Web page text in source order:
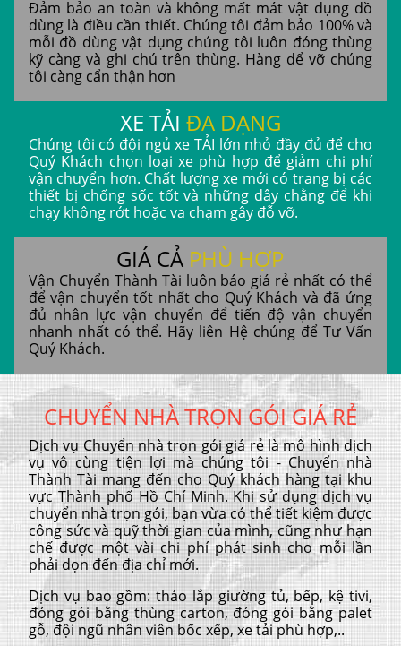
Đảm bảo an toàn và không mất mát vật dụng đồ
dùng là điều cần thiết. Chúng tôi đảm bảo 100% và
mỗi đồ dùng vật dụng chúng tôi luôn đóng thùng
kỹ càng và ghi chú trên thùng. Hàng dể vỡ chúng
tôi càng cẩn thận hơn
XE TẢI ĐA DẠNG
Chúng tôi có đội ngủ xe TẢI lớn nhỏ đầy đủ để cho
Quý Khách chọn loại xe phù hợp để giảm chi phí
vận chuyển hơn. Chất lượng xe mới có trang bị các
thiết bị chống sốc tốt và những dây chằng để khi
chạy không rớt hoặc va chạm gây đỗ vỡ.
GIÁ CẢ PHÙ HỢP
Vận Chuyển Thành Tài luôn báo giá rẻ nhất có thể
để vận chuyển tốt nhất cho Quý Khách và đã ứng
đủ nhân lực vận chuyển để tiến độ vận chuyển
nhanh nhất có thể. Hãy liên Hệ chúng để Tư Vấn
Quý Khách.
CHUYỂN NHÀ TRỌN GÓI GIÁ RẺ
Dịch vụ Chuyển nhà trọn gói giá rẻ là mô hình dịch
vụ vô cùng tiện lợi mà chúng tôi - Chuyển nhà
Thành Tài mang đến cho Quý khách hàng tại khu
vực Thành phố Hồ Chí Minh. Khi sử dụng dịch vụ
chuyển nhà trọn gói, bạn vừa có thể tiết kiệm được
công sức và quỹ thời gian của mình, cũng như hạn
chế được một vài chi phí phát sinh cho mỗi lần
phải dọn đến địa chỉ mới.
Dịch vụ bao gồm: tháo lắp giường tủ, bếp, kệ tivi,
đóng gói bằng thùng carton, đóng gói bằng palet
gỗ, đội ngũ nhân viên bốc xếp, xe tải phù hợp,..